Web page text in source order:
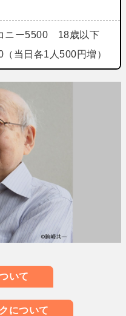
ニー5500 18歳以下
当日各1人500円増）
いて
について